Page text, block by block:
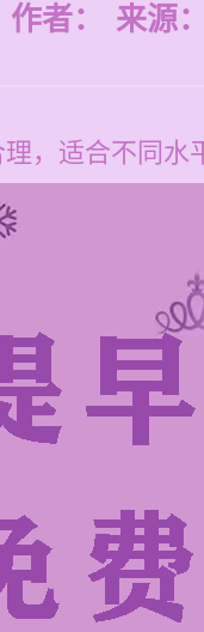
作者： 来源：
，适合不同水